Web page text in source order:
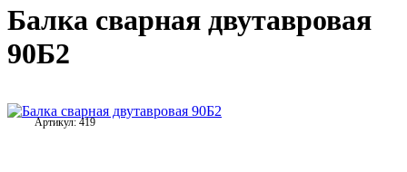
Балка сварная двутавровая
90Б2
Артикул: 419